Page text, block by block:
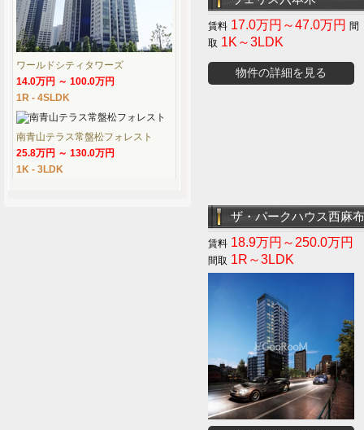
17.0万円～47.0万円
1K～3LDK
物件の詳細を見る
ザ・パークハウス西麻
18.9万円～250.0万円
1R～3LDK
ワールドシティタワーズ
14.0万円 ～ 100.0万円
1R - 4SLDK
南青山テラス常盤松フォレスト
25.8万円 ～ 130.0万円
1K - 3LDK